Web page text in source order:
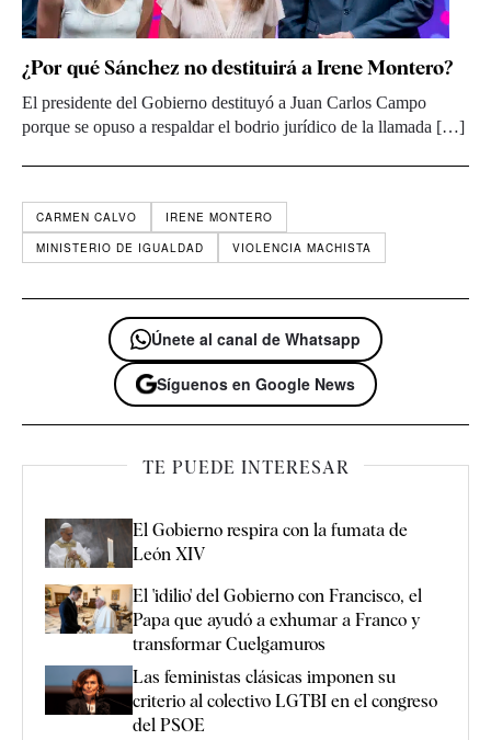
¿Por qué Sánchez no destituirá a Irene Montero?
El presidente del Gobierno destituyó a Juan Carlos Campo
porque se opuso a respaldar el bodrio jurídico de la llamada […]
CARMEN CALVO
IRENE MONTERO
MINISTERIO DE IGUALDAD
VIOLENCIA MACHISTA
Únete al canal de Whatsapp
Síguenos en Google News
TE PUEDE INTERESAR
El Gobierno respira con la fumata de
León XIV
El 'idilio' del Gobierno con Francisco, el
Papa que ayudó a exhumar a Franco y
transformar Cuelgamuros
Las feministas clásicas imponen su
criterio al colectivo LGTBI en el congreso
del PSOE